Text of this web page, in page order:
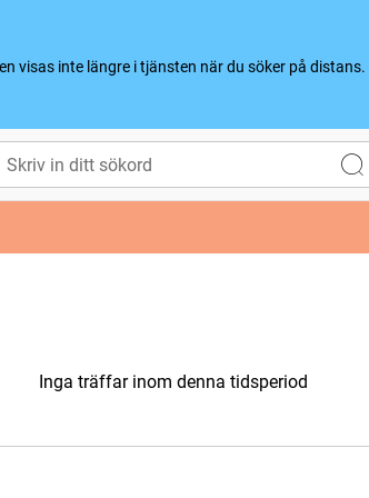
visas inte längre i tjänsten när du söker på distans.
Inga träffar inom denna tidsperiod